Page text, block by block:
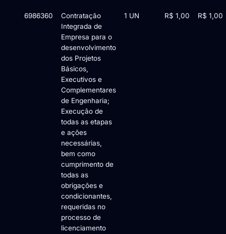
6986360
Contratação
Integrada de
Empresa para o
desenvolvimento
dos Projetos
Básicos,
Executivos e
Complementares
de Engenharia;
Execução de
todas as etapas
e ações
necessárias,
bem como
cumprimento de
todas as
obrigações e
condicionantes,
requeridas no
processo de
licenciamento
1 UN R$ 1,00 R$ 1,00